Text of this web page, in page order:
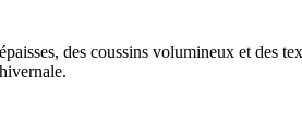
des coussins volumineux et des